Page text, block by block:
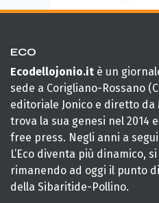
ECO
Ecodellojonio.it è un
sede a Corigliano-Rossano
editoriale Jonico e diretto da
trova la sua genesi nel 2014
free press. Negli anni a
L’Eco diventa più dinamico,
rimanendo ad oggi il punto
della Sibaritide-Pollino.